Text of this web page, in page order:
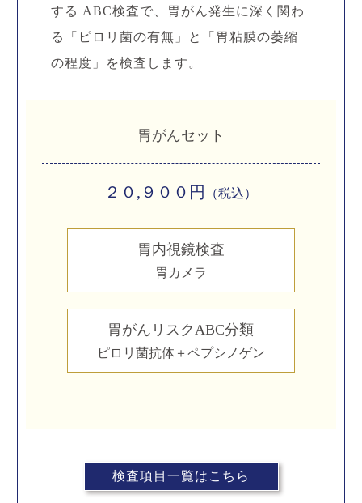
する ABC検査で、胃がん発生に深く関わ
る「ピロリ菌の有無」と「胃粘膜の萎縮
の程度」を検査します。
胃がんセット
２０,９００円 （税込）
胃内視鏡検査
胃カメラ
胃がんリスクABC分類
ピロリ菌抗体＋ペプシノゲン
検査項目一覧はこちら